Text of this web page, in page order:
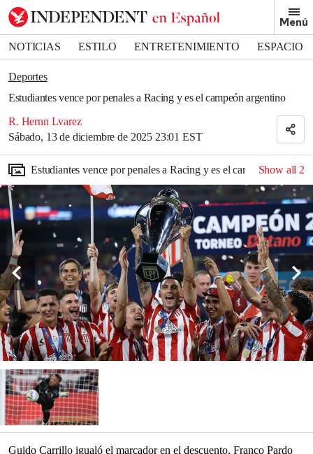
Menú
NOTICIAS ESTILO ENTRETENIMIENTO
ESPACIO
DEPORTES
Deportes
Estudiantes vence por penales a Racing y es el campeón argentino
R. Hernn Lvarez
Sábado, 13 de diciembre de 2025 23:01 EST
Bookmark popover
Removed from bookmarks
Close popover
Estudiantes vence por penales a Racing y es el campeónShow all 2
Guido Carrillo igualó el marcador en el descuento, Franco Pardo